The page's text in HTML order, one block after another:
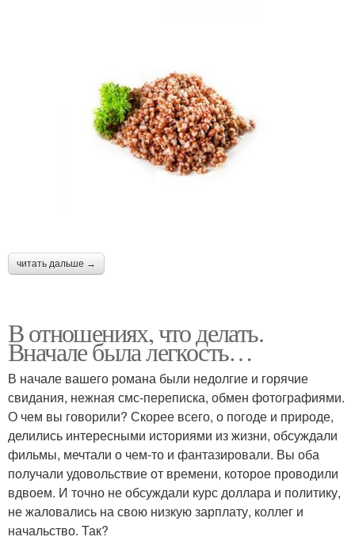
читать дальше →
В отношениях, что делать.
Вначале была легкость…
В начале вашего романа были недолгие и горячие
свидания, нежная смс-переписка, обмен фотографиями.
О чем вы говорили? Скорее всего, о погоде и природе,
делились интересными историями из жизни, обсуждали
фильмы, мечтали о чем-то и фантазировали. Вы оба
получали удовольствие от времени, которое проводили
вдвоем. И точно не обсуждали курс доллара и политику,
не жаловались на свою низкую зарплату, коллег и
начальство. Так?